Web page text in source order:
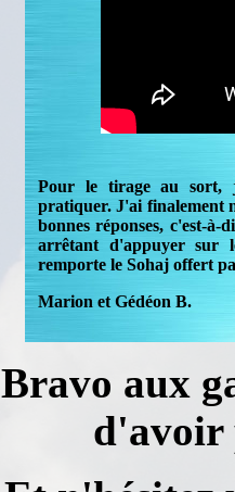
Pour le tirage au sort,
pratiquer. J'ai finalement
bonnes réponses, c'est-
arrêtant d'appuyer sur
remporte le Sohaj offert
Marion et Gédéon B.
Bravo aux
d'avoir